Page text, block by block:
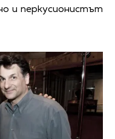
и перкусионистът